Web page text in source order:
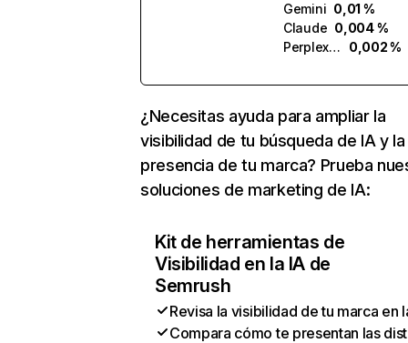
Gemini 0,01 %
Claude 0,004 %
Perplexity
0,002 %
¿Necesitas ayuda para ampliar la
visibilidad de tu búsqueda de IA y la
presencia de tu marca? Prueba
soluciones de marketing de IA:
Kit de herramientas de
Visibilidad en la IA de
Semrush
Revisa la visibilidad de tu marca en
Compara cómo te presentan las